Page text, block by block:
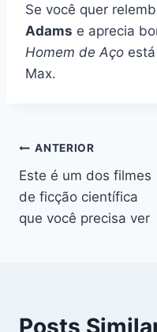
Se você quer
Adams e aprecia
Homem de Aço
Max.
Navegação
de
Post
ANTERIOR
Este é um dos filmes
de ficção científica
que você precisa ver
Posts